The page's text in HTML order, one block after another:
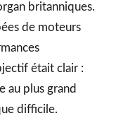
britanniques.
de moteurs
était clair :
au plus grand
difficile.